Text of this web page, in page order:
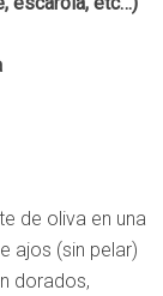
de oliva en una
ajos (sin pelar)
dorados,